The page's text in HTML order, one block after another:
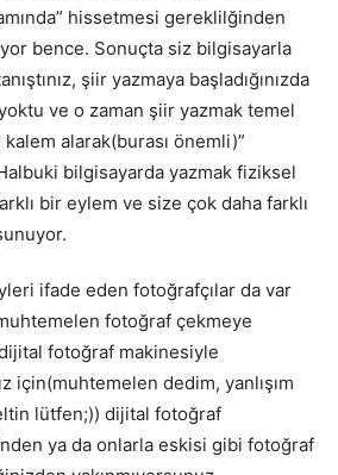
hissetmesi gereklilğinden
bence. Sonuçta siz bilgisayarla
şiir yazmaya başladığınızda
ve o zaman şiir yazmak temel
alarak(burası önemli)”
bilgisayarda yazmak fiziksel
bir eylem ve size çok daha farklı
ifade eden fotoğrafçılar da var
fotoğraf çekmeye
fotoğraf makinesiyle
için(muhtemelen dedim, yanlışım
lütfen;)) dijital fotoğraf
ya da onlarla eskisi gibi fotoğraf